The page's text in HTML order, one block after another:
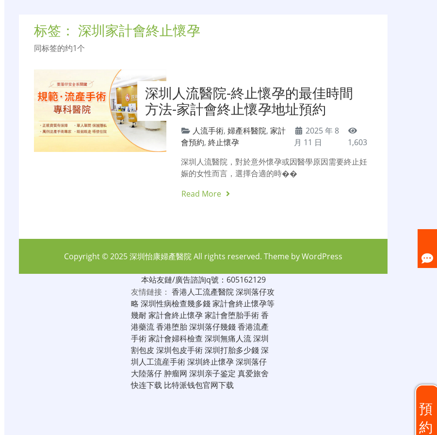
标签： 深圳家計會終止懷孕
同标签的约1个
深圳人流醫院-終止懷孕的最佳時間
方法-家計會終止懷孕地址預約
人流手術,婦產科醫院,家計
會預約,終止懷孕
2025 年 8
月 11 日
1,603
深圳人流醫院，對於意外懷孕或因醫學原因需要終止妊
娠的女性而言，選擇合適的時��
Read More
預
約
Copyright © 2025深圳怡康婦產醫院All rights reserved. Theme byWordPress
本站友鏈/廣告諮詢q號：605162129
友情鏈接： 香港人工流產醫院深圳落仔攻
略 深圳性病檢查幾多錢家計會終止懷孕等
幾耐家計會終止懷孕家計會堕胎手術香
港藥流香港堕胎深圳落仔幾錢香港流產
手術家計會婦科檢查 深圳無痛人流深圳
割包皮 深圳包皮手術深圳打胎多少錢深
圳人工流産手術深圳終止懷孕深圳落仔
大陸落仔 肿瘤网 深圳亲子鉴定 真爱旅舍
快连下载 比特派钱包官网下载